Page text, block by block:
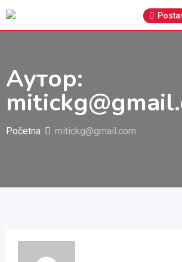
Pređi
Аутор:
Početna mitickg@gmail.com